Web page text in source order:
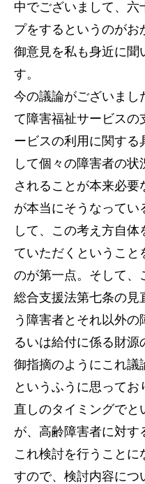
中でございまして、六
プをするというのがお
御意見を私も身近に聞
す。
今の議論がございまし
て障害福祉サービスの
ービスの利用に関する
して個々の障害者の
されることが本来必
が本当にそうなってい
して、この考え方自
ていただくということ
のが第一点。そして、
総合支援法第七条の見
う障害者とそれ以外
るいは給付に係る財源
御指摘のようにこれ議
というふうに思って
直しのタイミングでと
が、高齢障害者に対す
これ検討を行うことに
すので、検討内容につ